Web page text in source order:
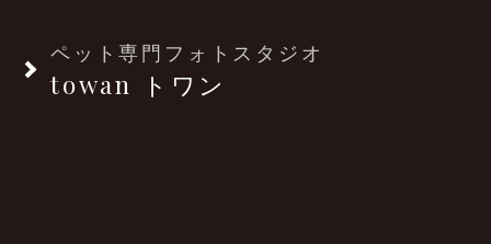
ペット専門フォトスタジオ
towan トワン